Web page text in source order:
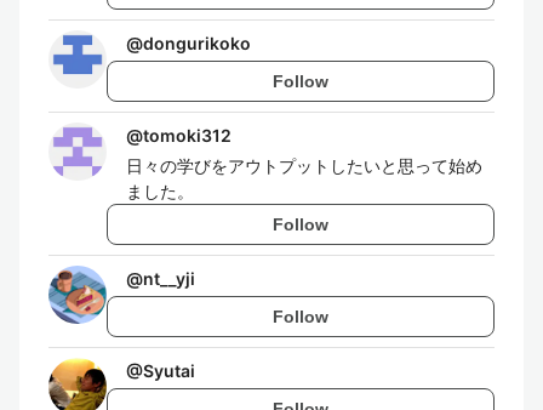
@dongurikoko
Follow
@tomoki312
日々の学びをアウトプットしたいと思って始め
ました。
Follow
@nt__yji
Follow
@Syutai